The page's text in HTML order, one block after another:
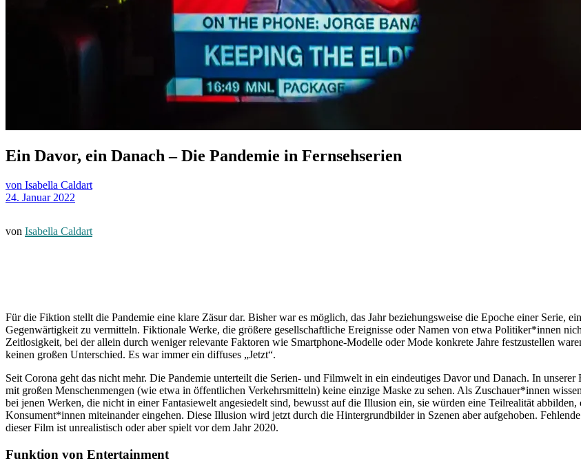
Ein Davor, ein Danach – Die Pandemie in Fernsehserien
von Isabella Caldart
24. Januar 2022
von Isabella Caldart
Für die Fiktion stellt die Pandemie eine klare Zäsur dar. Bisher war es möglich, das Jahr beziehungsweise die Epoche einer Serie,
Gegenwärtigkeit zu vermitteln. Fiktionale Werke, die größere gesellschaftliche Ereignisse oder Namen von etwa Politiker*innen
Zeitlosigkeit, bei der allein durch weniger relevante Faktoren wie Smartphone-Modelle oder Mode konkrete Jahre festzustellen
keinen großen Unterschied. Es war immer ein diffuses „Jetzt“.
Seit Corona geht das nicht mehr. Die Pandemie unterteilt die Serien- und Filmwelt in ein eindeutiges Davor und Danach. In unserer
mit großen Menschenmengen (wie etwa in öffentlichen Verkehrsmitteln) keine einzige Maske zu sehen. Als Zuschauer*innen
bei jenen Werken, die nicht in einer Fantasiewelt angesiedelt sind, bewusst auf die Illusion ein, sie würden eine Teilrealität
Konsument*innen miteinander eingehen. Diese Illusion wird jetzt durch die Hintergrundbilder in Szenen aber aufgehoben.
dieser Film ist unrealistisch oder aber spielt vor dem Jahr 2020.
Funktion von Entertainment